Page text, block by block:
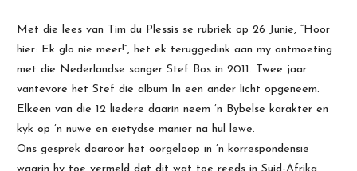
Met die lees van Tim du Plessis se rubriek op 26 Junie, “Hoor
hier: Ek glo nie meer!”, het ek teruggedink aan my ontmoeting
met die Nederlandse sanger Stef Bos in 2011. Twee jaar
vantevore het Stef die album In een ander licht opgeneem.
Elkeen van die 12 liedere daarin neem ’n Bybelse karakter en
kyk op ’n nuwe en eietydse manier na hul lewe.
Ons gesprek daaroor het oorgeloop in ’n korrespondensie